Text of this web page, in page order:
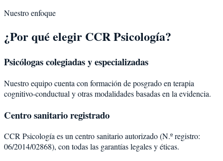
Nuestro enfoque
¿Por qué elegir CCR Psicología?
Psicólogas colegiadas y especializadas
Nuestro equipo cuenta con formación de posgrado en terapia
cognitivo-conductual y otras modalidades basadas en la evidencia.
Centro sanitario registrado
CCR Psicología es un centro sanitario autorizado (N.º registro:
06/2014/02868), con todas las garantías legales y éticas.